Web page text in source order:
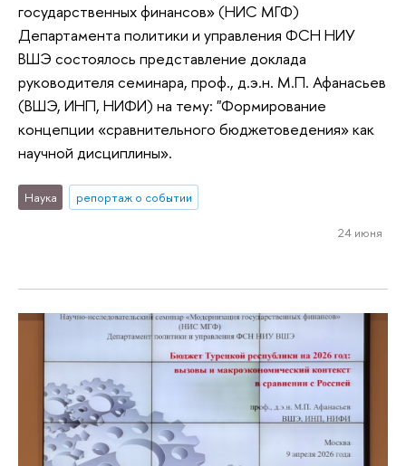
государственных финансов» (НИС МГФ)
Департамента политики и управления ФСН НИУ
ВШЭ состоялось представление доклада
руководителя семинара, проф., д.э.н. М.П. Афанасьев
(ВШЭ, ИНП, НИФИ) на тему: "Формирование
концепции «сравнительного бюджетоведения» как
научной дисциплины».
Наука репортаж о событии
24 июня